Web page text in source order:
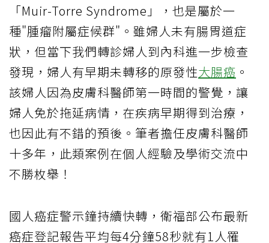
「Muir-Torre Syndrome」，也是屬於一
種"腫瘤附屬症候群"。雖婦人未有腸胃道症
狀，但當下我們轉診婦人到內科進一步檢查
發現，婦人有早期未轉移的原發性大腸癌 。
該婦人因為皮膚科醫師第一時間的警覺，讓
婦人免於拖延病情，在疾病早期得到治療，
也因此有不錯的預後。筆者擔任皮膚科醫師
十多年，此類案例在個人經驗及學術交流中
不勝枚舉！
國人癌症警示鐘持續快轉，衛福部公布最新
癌症登記報告平均每4分鐘58秒就有1人罹